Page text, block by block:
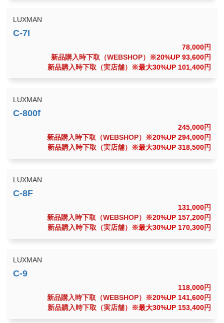
LUXMAN
78,000円
新品購入時下取（WEBSHOP）
※20%UP 93,600円
新品購入時下取（実店舗）
※最大30%UP 101,400円
LUXMAN
245,000円
新品購入時下取（WEBSHOP）
※20%UP 294,000円
新品購入時下取（実店舗）
※最大30%UP 318,500円
LUXMAN
131,000円
新品購入時下取（WEBSHOP）
※20%UP 157,200円
新品購入時下取（実店舗）
※最大30%UP 170,300円
LUXMAN
118,000円
新品購入時下取（WEBSHOP）
※20%UP 141,600円
新品購入時下取（実店舗）
※最大30%UP 153,400円